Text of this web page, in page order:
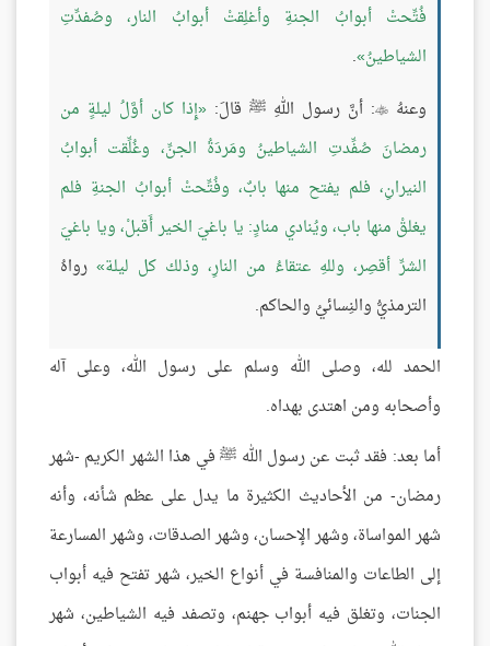
فُتِّحتْ أبوابُ الجنةِ وأغلِقتْ أبوابُ النار، وصُفدِّتِ
الشياطينُ .
وعنهُ : أنَّ رسول اللهِ ﷺ قالَ: إِذا كان أوَّلُ ليلةٍ من
رمضانَ صُفِّدتِ الشياطينُ ومَردَةُ الجنِّ، وغُلِّقت أبوابُ
النيرانِ، فلم يفتح منها بابٌ، وفُتِّحتْ أبوابُ الجنةِ فلم
يغلقْ منها باب، ويُنادي منادٍ: يا باغيَ الخير أَقبلْ، ويا باغيَ
الشرِّ أقصِر، وللهِ عتقاءُ من النارِ، وذلك كل ليلة
رواهُ
الترمذيُّ والنِسائيُ والحاكم.
الحمد لله، وصلى الله وسلم على رسول الله، وعلى آله
وأصحابه ومن اهتدى بهداه.
أما بعد: فقد ثبت عن رسول الله ﷺ في هذا الشهر الكريم -شهر
رمضان- من الأحاديث الكثيرة ما يدل على عظم شأنه، وأنه
شهر المواساة، وشهر الإحسان، وشهر الصدقات، وشهر المسارعة
إلى الطاعات والمنافسة في أنواع الخير، شهر تفتح فيه أبواب
الجنات، وتغلق فيه أبواب جهنم، وتصفد فيه الشياطين، شهر